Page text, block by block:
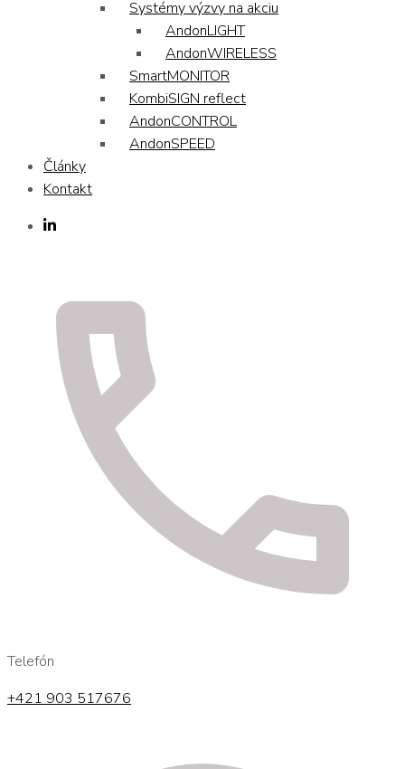
Systémy výzvy na akciu
AndonLIGHT
AndonWIRELESS
SmartMONITOR
KombiSIGN reflect
AndonCONTROL
AndonSPEED
Články
Kontakt
Telefón
+421 903 517676